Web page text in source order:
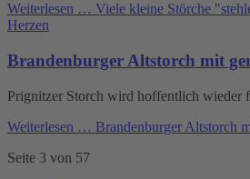
Weiterlesen … Viele kleine Störche
Herzen
Brandenburger Altstorch mit
Prignitzer Storch wird hoffentlich wieder
Weiterlesen … Brandenburger Altstorch
Seite 3 von 57